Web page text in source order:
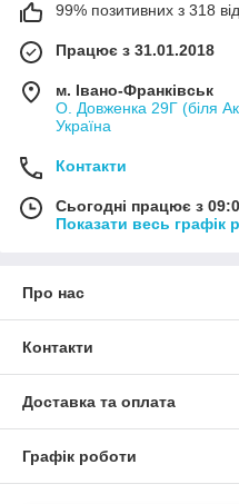
99% позитивних з 318
Працює з 31.01.2018
м. Івано-Франківськ
О. Довженка 29Г (біля
Україна
Контакти
Сьогодні працює з
Показати весь графік
Про нас
Контакти
Доставка та оплата
Графік роботи